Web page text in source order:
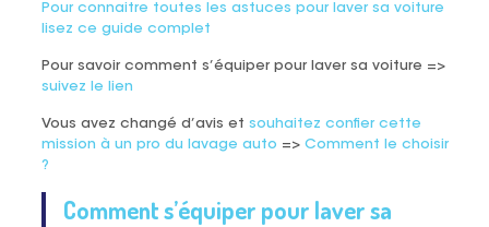
Pour connaitre toutes les astuces pour laver sa voiture
lisez ce guide complet
Pour savoir comment s’équiper pour laver sa voiture =>
suivez le lien
Vous avez changé d’avis et souhaitez confier cette
mission à un pro du lavage auto => Comment le choisir
?
Comment s’équiper pour laver sa